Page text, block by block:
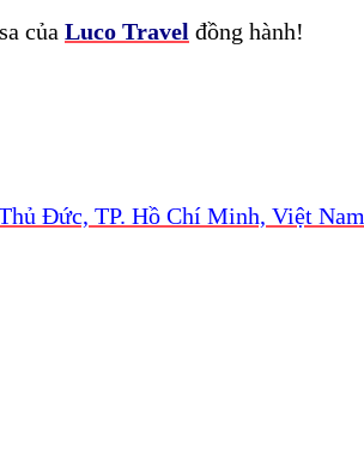
của Luco Travel đồng hành!
Đức, TP. Hồ Chí Minh, Việt Nam